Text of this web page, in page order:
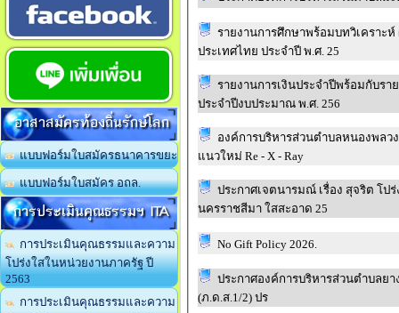
อาสาสมัครท้องถิ่นรักษ์โลก
แบบฟอร์มใบสมัครธนาคารขยะ
แบบฟอร์มใบสมัคร อถล.
การประเมินคุณธรรมฯ ITA
การประเมินคุณธรรมและความ
โปร่งใสในหน่วยงานภาครัฐ ปี
2563
การประเมินคุณธรรมและความ
รายงานการศึกษาพร้อมบทวิเคราะ
ประเทศไทย ประจำปี พ.ศ. 25
รายงานการเงินประจำปีพร้อมกับร
ประจำปีงบประมาณ พ.ศ. 256
องค์การบริหารส่วนตำบลหนองพล
แนวใหม่ Re - X - Ray
ประกาศเจตนารมณ์ เรื่อง สุจริต โป
นครราชสีมา ใสสะอาด 25
No Gift Policy 2026.
ประกาศองค์การบริหารส่วนตำบลย
(ภ.ด.ส.1/2) ปร